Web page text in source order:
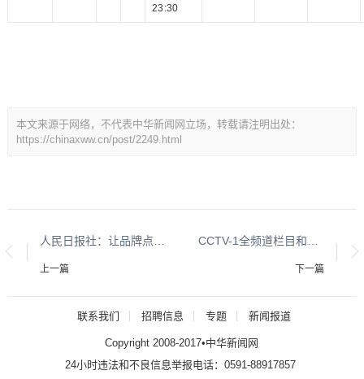
23:30
本文来源于网络，不代表中华新闻网立场，转载请注明出处：
https://chinaxww.cn/post/2249.html
上一篇 下一篇
联系我们 招聘信息 专题 新闻报道
Copyright 2008-2017•中华新闻网
24小时违法和不良信息举报电话：0591-88917857